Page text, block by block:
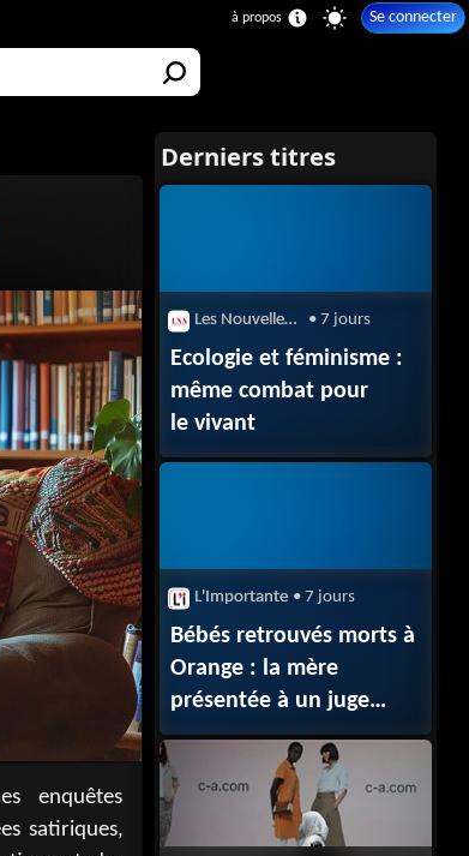
Se connecter
Les Nouvelles News • 7 jours
Ecologie et féminisme :
même combat pour
le vivant
L'Importante • 7 jours
Bébés retrouvés morts à
Orange : la mère
présentée à un juge
d’instruction ce vendredi
matin, son compagnon
relâché hier
soir @leparisien.fr